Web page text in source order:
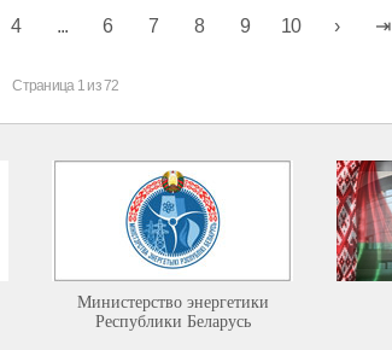
4 6 7 8 9 10
Страница 1 из 72
Министерство энергетики
Республики Беларусь